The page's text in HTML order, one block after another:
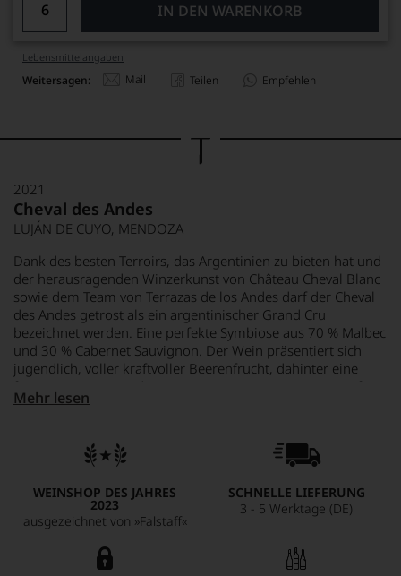
IN DEN WARENKORB
Lebensmittel­angaben
Weitersagen: Mail Teilen Empfehlen
2021
Cheval des Andes
LUJÁN DE CUYO, MENDOZA
Dank des besten Terroirs, das Argentinien zu bieten hat und
der herausragenden Winzerkunst von Château Cheval Blanc
sowie dem Team von Terrazas de los Andes darf der Cheval
des Andes getrost als ein argentinischer Grand Cru
bezeichnet werden. Eine perfekte Symbiose aus 70 % Malbec
und 30 % Cabernet Sauvignon. Der Wein präsentiert sich
jugendlich, voller kraftvoller Beerenfrucht, dahinter eine
elegant und ausgewogen, mit ultrafeinen Tanninen und
Cheval des Andes, den wir je verkostet haben.
Mehr lesen
WEINSHOP DES JAHRES
2023
ausgezeichnet von »Falstaff«
SCHNELLE LIEFERUNG
3 - 5 Werktage (DE)